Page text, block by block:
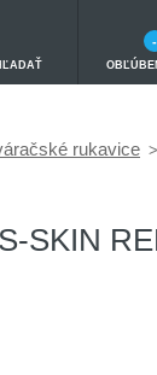
-
rukavice
SKIN